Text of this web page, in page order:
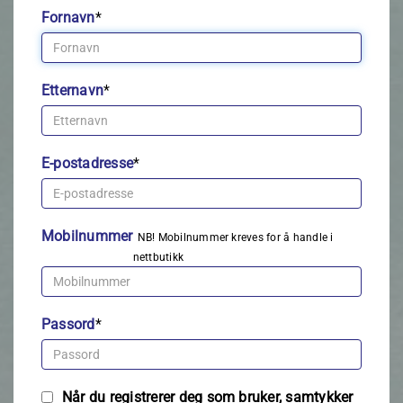
Fornavn*
Etternavn*
E-postadresse*
Mobilnummer NB! Mobilnummer kreves for å handle i
nettbutikk
Passord*
Når du registrerer deg som bruker, samtykker